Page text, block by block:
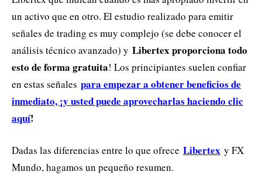
un activo que en otro. El estudio realizado para emitir
señales de trading es muy complejo (se debe conocer el
análisis técnico avanzado) y Libertex proporciona todo
esto de forma gratuita! Los principiantes suelen confiar
en estas señales para empezar a obtener beneficios de
inmediato, ¡y usted puede aprovecharlas haciendo clic
aquí!
Dadas las diferencias entre lo que ofrece Libertex y FX
Mundo, hagamos un pequeño resumen.